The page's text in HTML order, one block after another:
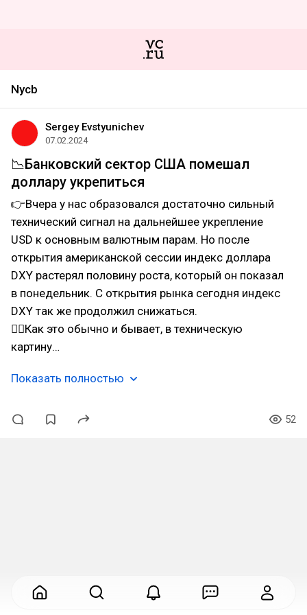
Nycb
Sergey Evstyunichev
07.02.2024
📉Банковский сектор США помешал
доллару укрепиться
👉Вчера у нас образовался достаточно сильный
технический сигнал на дальнейшее укрепление
USD к основным валютным парам. Но после
открытия американской сессии индекс доллара
DXY растерял половину роста, который он показал
в понедельник. С открытия рынка сегодня индекс
DXY так же продолжил снижаться.
👆🏻Как это обычно и бывает, в техническую
картину…
Показать полностью
52